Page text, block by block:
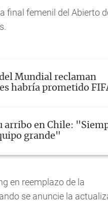
final femenil del Abierto
Mundial reclaman
habría prometido
arribo en Chile:
grande"
en reemplazo de la
se anuncie la